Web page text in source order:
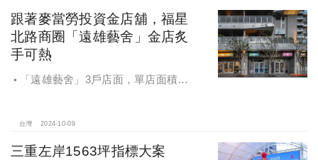
跟著麥當勞投資金店舖，福星
北路商圈「遠雄藝舍」金店炙
手可熱
「遠雄藝舍」3戶店面，單店面積在
百萬的交易行情
台灣 2024-10-09
三重左岸1563坪指標大案